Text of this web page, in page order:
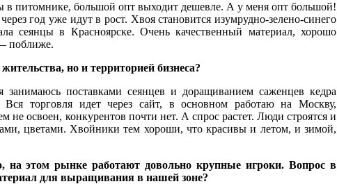
в питомнике, большой опт выходит дешевле. А у меня опт большой!
год уже идут в рост. Хвоя становится изумрудно-зелено-синего
сеянцы в Красноярске. Очень качественный материал, хорошо
поближе.
но и территорией бизнеса?
поставками сеянцев и доращиванием саженцев кедра
торговля идет через сайт, в основном работаю на Москву,
освоен, конкурентов почти нет. А спрос растет. Люди строятся и
цветами. Хвойники тем хороши, что красивы и летом, и зимой,
этом рынке работают довольно крупные игроки. Вопрос в
для выращивания в нашей зоне?